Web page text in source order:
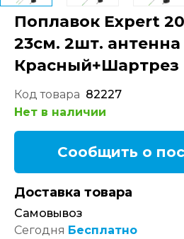
Поплавок Expert
23см. 2шт.
Красный+Шартрез
Код товара 82227
Нет в наличии
Сообщить о
Доставка товара
Самовывоз
Сегодня Бесплатно